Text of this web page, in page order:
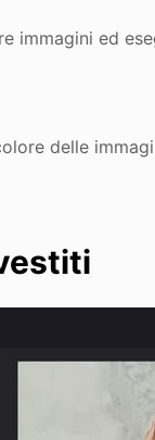
immagini ed
delle